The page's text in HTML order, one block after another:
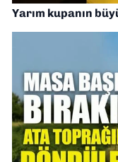
Yarım kupanın